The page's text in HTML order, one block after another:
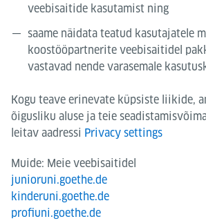
veebisaitide kasutamist ning
saame näidata teatud kasutajatele
koostööpartnerite veebisaitidel
vastavad nende varasemale
Kogu teave erinevate küpsiste liikide,
õigusliku aluse ja teie
leitav aadressi Privacy settings
Muide: Meie veebisaitidel
junioruni.goethe.de
kinderuni.goethe.de
profiuni.goethe.de